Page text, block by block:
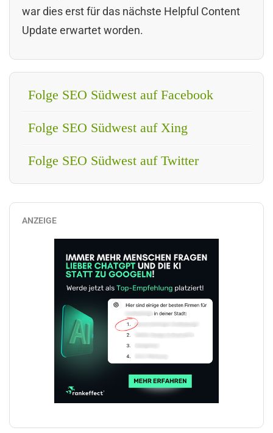
war dies erst für das nächste Helpful Content
Update erwartet worden.
Folge SEO Südwest auf Facebook
Folge SEO Südwest auf Xing
Folge SEO Südwest auf Twitter
ANZEIGE